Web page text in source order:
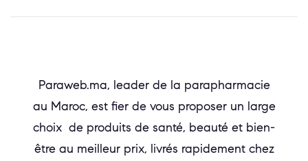
Paraweb.ma, leader de la parapharmacie
au Maroc, est fier de vous proposer un large
choix de produits de santé, beauté et bien-
être au meilleur prix, livrés rapidement chez